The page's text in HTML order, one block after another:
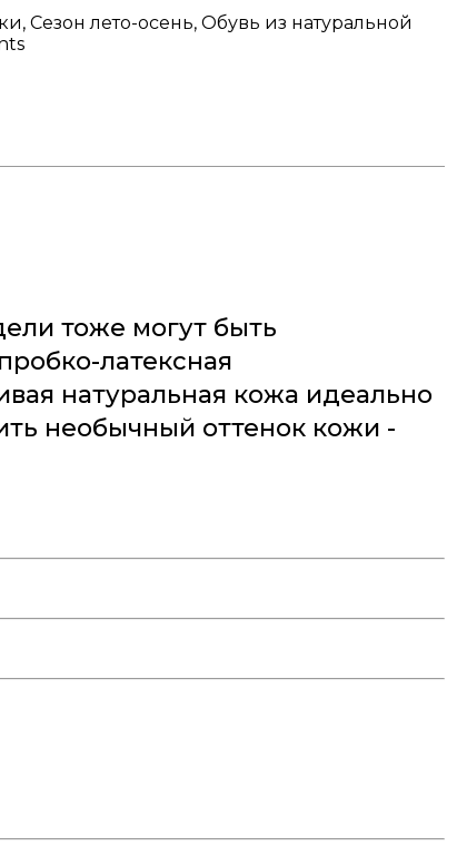
Сезон лето-осень, Обувь из натуральной
тоже могут быть
латексная
натуральная кожа идеально
необычный оттенок кожи -